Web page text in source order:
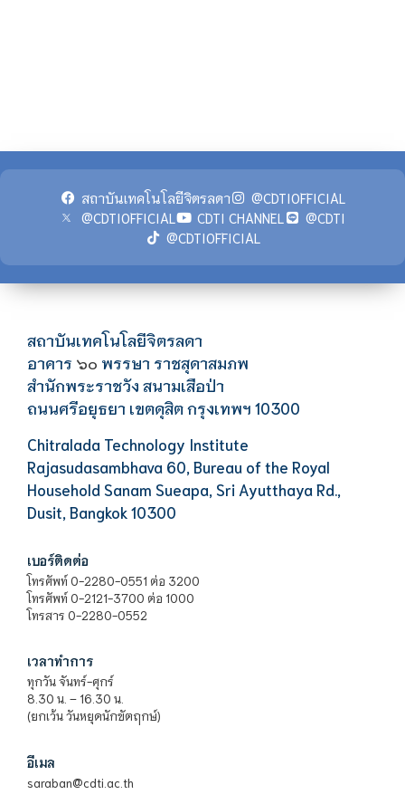
สถาบันเทคโนโลยีจิตรลดา
@CDTIOFFICIAL
@CDTIOFFICIAL
CDTI CHANNEL
@CDTI
@CDTIOFFICIAL
สถาบันเทคโนโลยีจิตรลดา
อาคาร ๖๐ พรรษา ราชสุดาสมภพ
สำนักพระราชวัง สนามเสือป่า
ถนนศรีอยุธยา เขตดุสิต กรุงเทพฯ 10300
Chitralada Technology Institute
Rajasudasambhava 60, Bureau of the Royal
Household Sanam Sueapa, Sri Ayutthaya Rd.,
Dusit, Bangkok 10300
เบอร์ติดต่อ
โทรศัพท์ 0-2280-0551 ต่อ 3200
โทรศัพท์ 0-2121-3700 ต่อ 1000
โทรสาร 0-2280-0552
เวลาทำการ
ทุกวัน จันทร์-ศุกร์
8.30 น. – 16.30 น.
(ยกเว้น วันหยุดนักขัตฤกษ์)
อีเมล
saraban@cdti.ac.th